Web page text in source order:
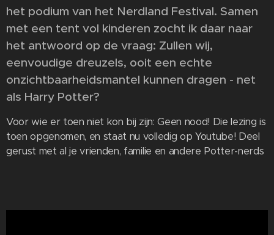
het podium van het Nerdland Festival. Samen
met een tent vol kinderen zocht ik daar naar
het antwoord op de vraag: Zullen wij,
eenvoudige dreuzels, ooit een echte
onzichtbaarheidsmantel kunnen dragen - net
als Harry Potter? 🧐🧙
Voor wie er toen niet kon bij zijn: Geen nood! Die lezing is
toen opgenomen, en staat nu volledig op Youtube! Deel
gerust met al je vrienden, familie en andere Potter-nerds